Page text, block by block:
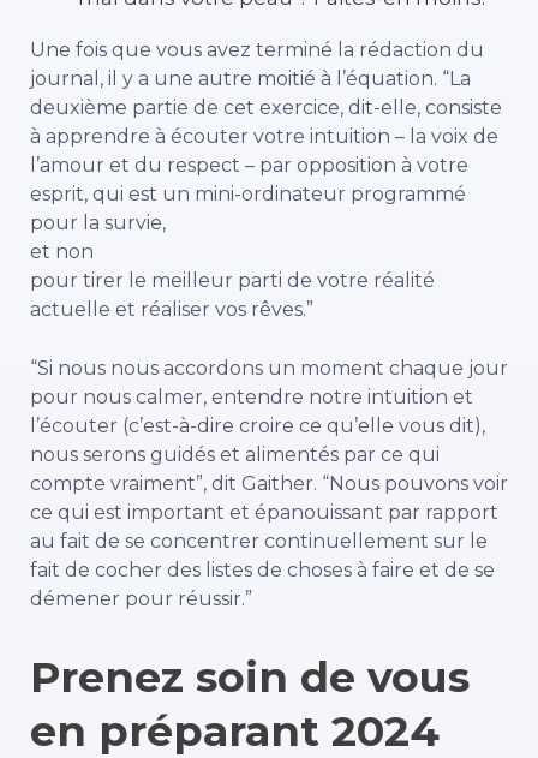
Une fois que vous avez terminé la rédaction du
journal, il y a une autre moitié à l’équation. “La
deuxième partie de cet exercice, dit-elle, consiste
à apprendre à écouter votre intuition – la voix de
l’amour et du respect – par opposition à votre
esprit, qui est un mini-ordinateur programmé
pour la survie,
et non
pour tirer le meilleur parti de votre réalité
actuelle et réaliser vos rêves.”
“Si nous nous accordons un moment chaque jour
pour nous calmer, entendre notre intuition et
l’écouter (c’est-à-dire croire ce qu’elle vous dit),
nous serons guidés et alimentés par ce qui
compte vraiment”, dit Gaither. “Nous pouvons voir
ce qui est important et épanouissant par rapport
au fait de se concentrer continuellement sur le
fait de cocher des listes de choses à faire et de se
démener pour réussir.”
Prenez soin de vous
en préparant 2024